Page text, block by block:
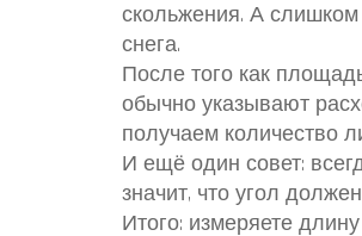
скольжения. А слишком
снега.
После того как
обычно указывают
получаем количество
И ещё один совет:
значит, что угол
Итого: измеряете